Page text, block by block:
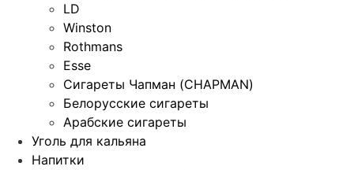
LD
Winston
Rothmans
Esse
Сигареты Чапман (CHAPMAN)
Белорусские сигареты
Арабские сигареты
Уголь для кальяна
Напитки